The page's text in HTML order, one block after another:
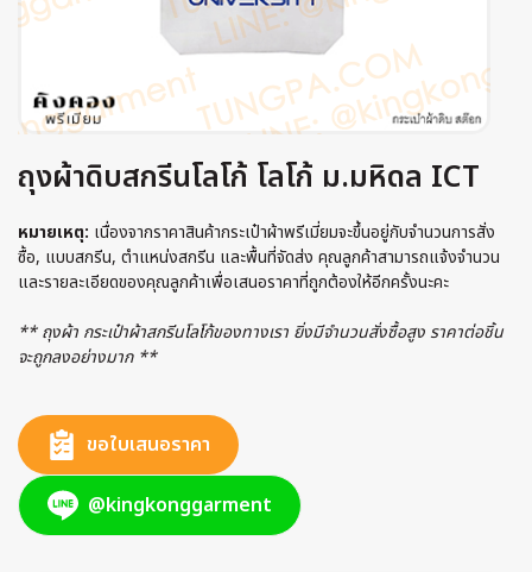
ถุงผ้าดิบสกรีนโลโก้ โลโก้ ม.มหิดล ICT
หมายเหตุ: เนื่องจากราคาสินค้ากระเป๋าผ้าพรีเมี่ยมจะขึ้นอยู่กับจำนวนการสั่ง
ซื้อ, แบบสกรีน, ตำแหน่งสกรีน และพื้นที่จัดส่ง คุณลูกค้าสามารถแจ้งจำนวน
และรายละเอียดของคุณลูกค้าเพื่อเสนอราคาที่ถูกต้องให้อีกครั้งนะคะ
** ถุงผ้า กระเป๋าผ้าสกรีนโลโก้ของทางเรา ยิ่งมีจำนวนสั่งซื้อสูง ราคาต่อชิ้น
จะถูกลงอย่างมาก **
ขอใบเสนอราคา
@kingkonggarment